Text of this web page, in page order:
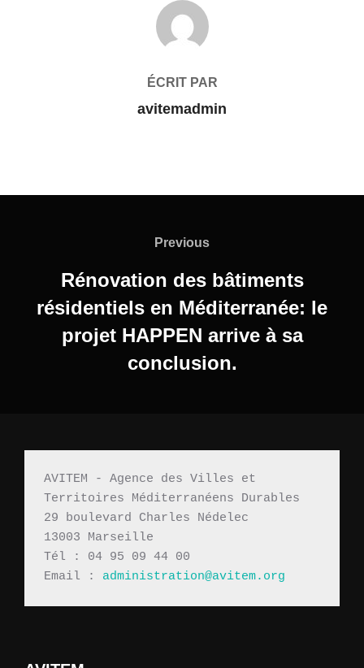
AUTEUR DE LA PUBLICATION
ÉCRIT PAR
avitemadmin
l’article
Previous
Previous
Rénovation des bâtiments
résidentiels en Méditerranée: le
projet HAPPEN arrive à sa
conclusion.
AVITEM - Agence des Villes et
Territoires Méditerranéens Durables
29 boulevard Charles Nédelec
13003 Marseille
Tél : 04 95 09 44 00
Email : administration@avitem.org